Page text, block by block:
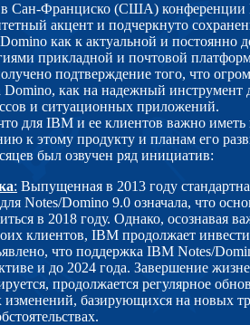
Сан-Франциско (США) конференции
акцент и подчеркнуто
как к актуальной и постоянно
прикладной и почтовой
подтверждение того, что
Domino, как на надежный инструмент
и ситуационных приложений.
для IBM и ее клиентов важно
к этому продукту и планам его
был озвучен ряд инициатив:
: Выпущенная в 2013 году
Notes/Domino 9.0 означала, что
в 2018 году. Однако, осознавая
клиентов, IBM продолжает
что поддержка IBM Notes/
и до 2024 года. Завершение
продолжается регулярное
базирующихся на новых